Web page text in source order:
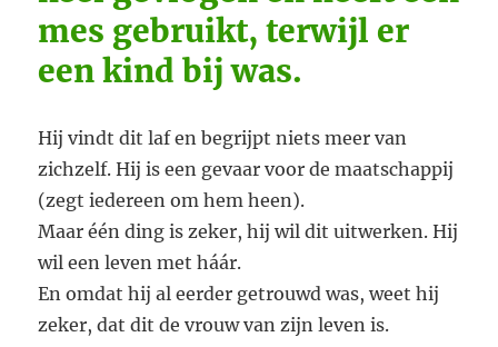
mes gebruikt, terwijl er
een kind bij was.
Hij vindt dit laf en begrijpt niets meer van
zichzelf. Hij is een gevaar voor de maatschappij
(zegt iedereen om hem heen).
Maar één ding is zeker, hij wil dit uitwerken. Hij
wil een leven met háár.
En omdat hij al eerder getrouwd was, weet hij
zeker, dat dit de vrouw van zijn leven is.